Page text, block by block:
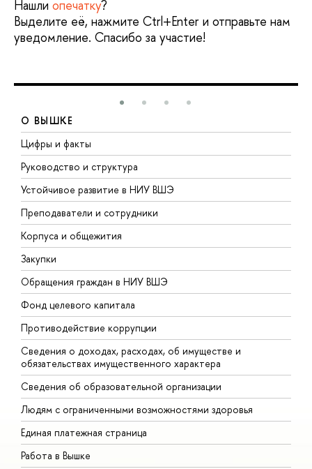
Нашли опечатку?
Выделите её, нажмите Ctrl+Enter и отправьте нам
уведомление. Спасибо за участие!
О ВЫШКЕ
Цифры и факты
Руководство и структура
Устойчивое развитие в НИУ ВШЭ
Преподаватели и сотрудники
Корпуса и общежития
Закупки
Обращения граждан в НИУ ВШЭ
Фонд целевого капитала
Противодействие коррупции
Сведения о доходах, расходах, об имуществе и
обязательствах имущественного характера
Сведения об образовательной организации
Людям с ограниченными возможностями здоровья
Единая платежная страница
Работа в Вышке